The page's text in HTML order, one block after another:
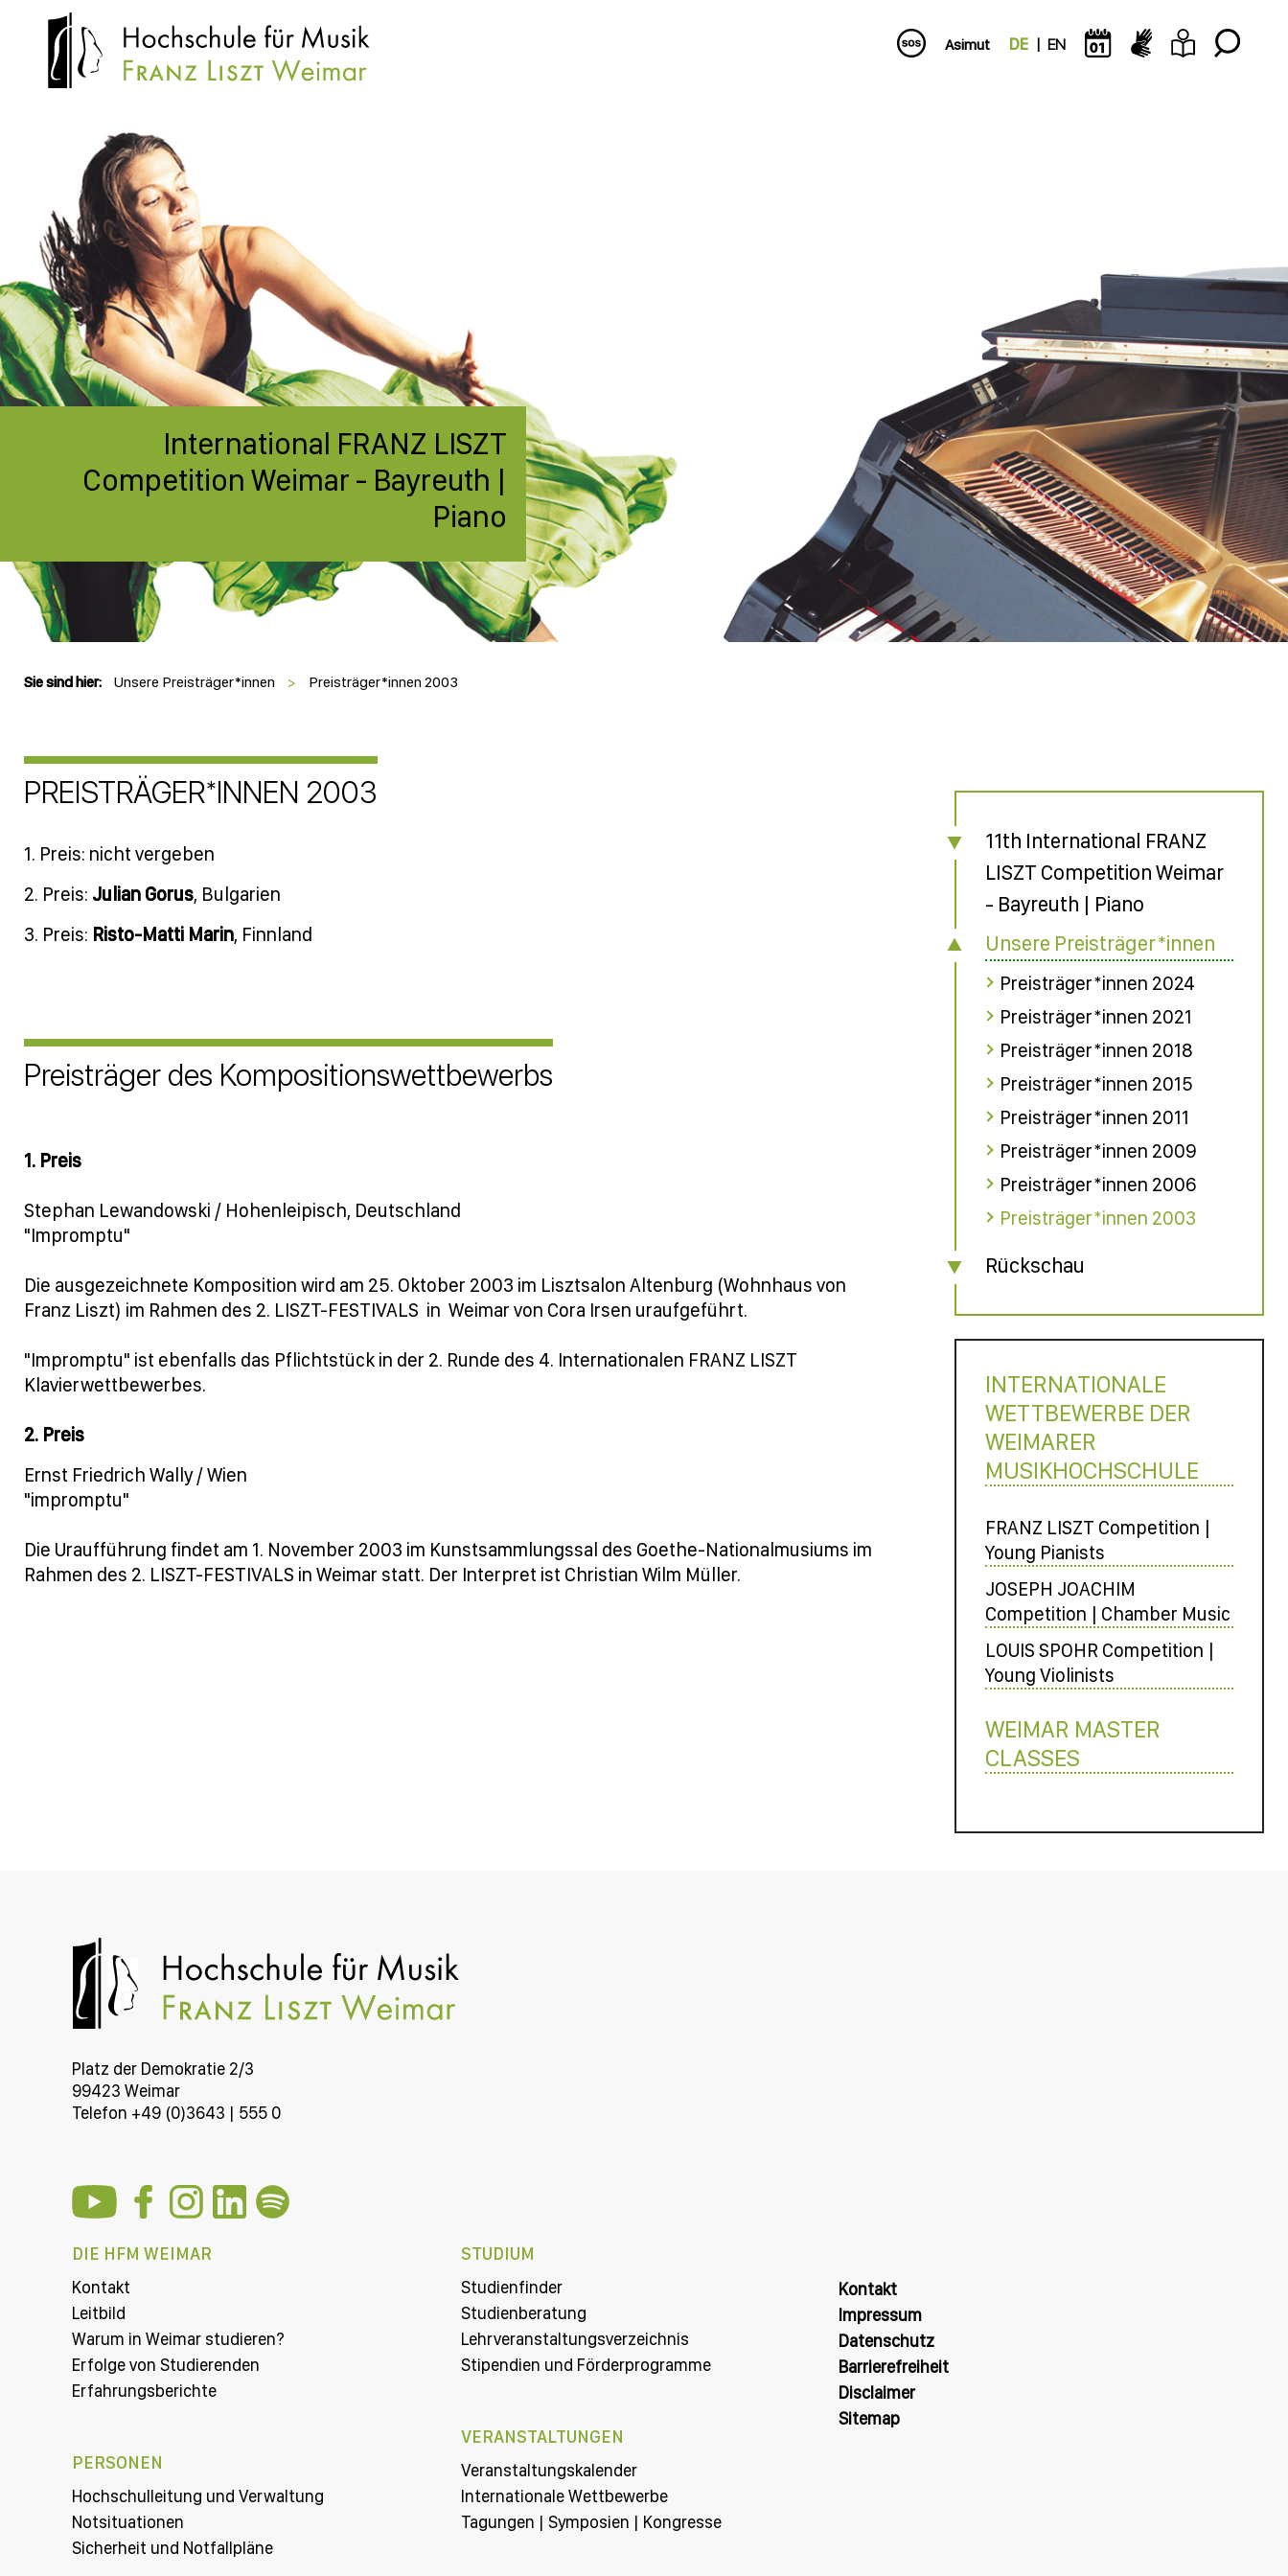
Asimut DE EN
International FRANZ LISZT
Competition Weimar - Bayreuth |
Piano
Sie sind hier: Unsere Preisträger*innen > Preisträger*innen 2003
PREISTRÄGER*INNEN 2003
1. Preis: nicht vergeben
2. Preis: Julian Gorus, Bulgarien
3. Preis: Risto-Matti Marin, Finnland
Preisträger des Kompositionswettbewerbs
1. Preis
Stephan Lewandowski / Hohenleipisch, Deutschland
"Impromptu"
Die ausgezeichnete Komposition wird am 25. Oktober 2003 im Lisztsalon Altenburg (Wohnhaus von
Franz Liszt) im Rahmen des 2. LISZT-FESTIVALS in Weimar von Cora Irsen uraufgeführt.
"Impromptu" ist ebenfalls das Pflichtstück in der 2. Runde des 4. Internationalen FRANZ LISZT
Klavierwettbewerbes.
2. Preis
Ernst Friedrich Wally / Wien
"impromptu"
Die Uraufführung findet am 1. November 2003 im Kunstsammlungssal des Goethe-Nationalmusiums im
Rahmen des 2. LISZT-FESTIVALS in Weimar statt. Der Interpret ist Christian Wilm Müller.
11th International FRANZ
LISZT Competition Weimar
- Bayreuth | Piano
Unsere Preisträger*innen
Preisträger*innen 2024
Preisträger*innen 2021
Preisträger*innen 2018
Preisträger*innen 2015
Preisträger*innen 2011
Preisträger*innen 2009
Preisträger*innen 2006
Preisträger*innen 2003
Rückschau
INTERNATIONALE
WETTBEWERBE DER
WEIMARER
MUSIKHOCHSCHULE
FRANZ LISZT Competition |
Young Pianists
JOSEPH JOACHIM
Competition | Chamber Music
LOUIS SPOHR Competition |
Young Violinists
WEIMAR MASTER
CLASSES
Platz der Demokratie 2/3
99423 Weimar
Telefon +49 (0)3643 | 555 0
DIE HFM WEIMAR
Kontakt
Leitbild
Warum in Weimar studieren?
Erfolge von Studierenden
Erfahrungsberichte
PERSONEN
Hochschulleitung und Verwaltung
Notsituationen
Sicherheit und Notfallpläne
STUDIUM
Studienfinder
Studienberatung
Lehrveranstaltungsverzeichnis
Stipendien und Förderprogramme
VERANSTALTUNGEN
Veranstaltungskalender
Internationale Wettbewerbe
Tagungen | Symposien | Kongresse
Kontakt
Impressum
Datenschutz
Barrierefreiheit
Disclaimer
Sitemap